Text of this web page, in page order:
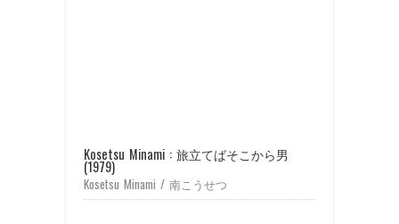
Kosetsu Minami : 旅立てばそこから男
(1979)
Kosetsu Minami / 南こうせつ